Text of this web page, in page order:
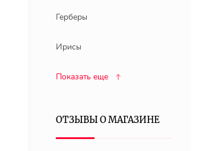
Герберы
Ирисы
Показать еще
ОТЗЫВЫ О МАГАЗИНЕ